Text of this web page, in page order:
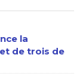
la
de trois de